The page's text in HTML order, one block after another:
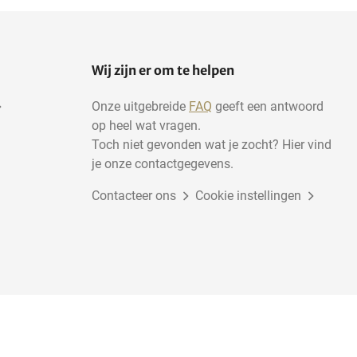
Wij zijn er om te helpen
Onze uitgebreide FAQ geeft een antwoord
op heel wat vragen.
Toch niet gevonden wat je zocht? Hier vind
je onze contactgegevens.
Contacteer ons Cookie instellingen